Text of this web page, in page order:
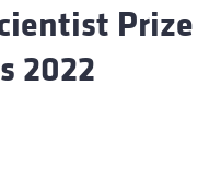
Prize
2022